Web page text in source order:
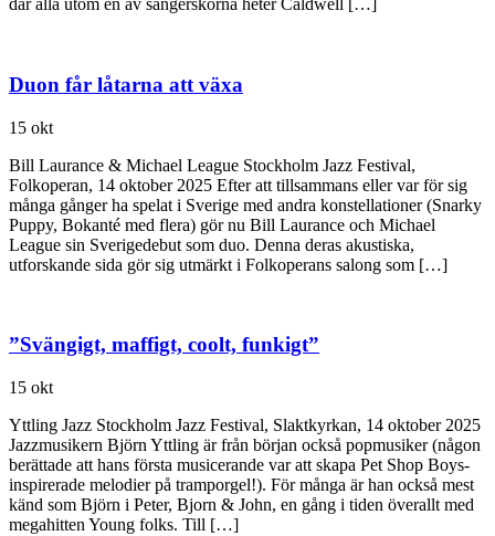
där alla utom en av sångerskorna heter Caldwell […]
Duon får låtarna att växa
15 okt
Bill Laurance & Michael League Stockholm Jazz Festival,
Folkoperan, 14 oktober 2025 Efter att tillsammans eller var för sig
många gånger ha spelat i Sverige med andra konstellationer (Snarky
Puppy, Bokanté med flera) gör nu Bill Laurance och Michael
League sin Sverigedebut som duo. Denna deras akustiska,
utforskande sida gör sig utmärkt i Folkoperans salong som […]
”Svängigt, maffigt, coolt, funkigt”
15 okt
Yttling Jazz Stockholm Jazz Festival, Slaktkyrkan, 14 oktober 2025
Jazzmusikern Björn Yttling är från början också popmusiker (någon
berättade att hans första musicerande var att skapa Pet Shop Boys-
inspirerade melodier på tramporgel!). För många är han också mest
känd som Björn i Peter, Bjorn & John, en gång i tiden överallt med
megahitten Young folks. Till […]